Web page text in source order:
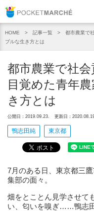
HOME 記事一覧
都市農業で
ブルな生き方とは
都市農業で社
目覚めた青年
き方とは
公開日：2019.09.23. 更新日：
鴨志田純 東京都
7月のある日、東京都三
集部の面々。
畑をとことん見学させて
い、匂いを嗅ぎ……鴨志